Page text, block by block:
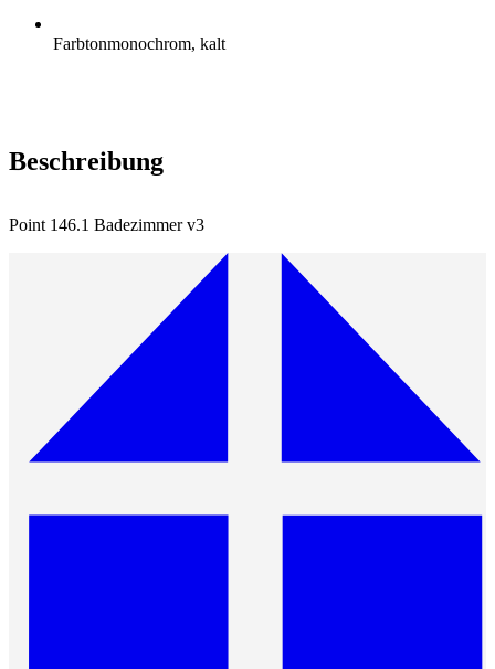
Farbtonmonochrom, kalt
Beschreibung
Point 146.1 Badezimmer v3